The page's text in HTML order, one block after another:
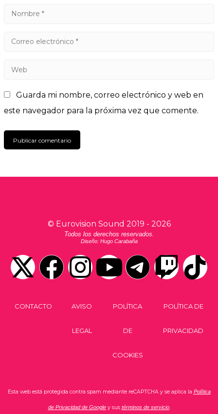
Guarda mi nombre, correo electrónico y web en
este navegador para la próxima vez que comente.
© Eurovision Sound 2019 - 2026
Todos los derechos reservados.
Diseño: Hugo Carabaña
CONTACTO AVISO
LEGAL
POLÍTICA
DE
COOKIES
POLÍTICA DE
PRIVACIDAD
Esta web está protegida contra spam mediante reCAPTCHA y se aplica la Política
de Privacidad de Googley sus términos de servicio.